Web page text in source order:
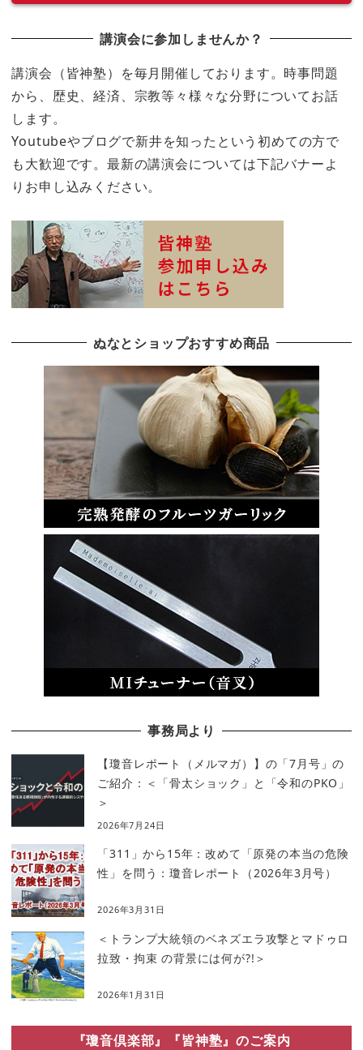
講演会に参加しませんか？
講演会（皆神塾）を毎月開催しております。時事問題
から、歴史、経済、宗教等々様々な分野についてお話
します。
Youtubeやブログで新井を知ったという初めての方で
も大歓迎です。最新の講演会については下記バナーよ
りお申し込みください。
ぬなとショップおすすめ商品
事務局より
【瓊音レポート（メルマガ）】の「7月号」の
ご紹介：＜「骨太ショック」と「令和のPKO」
＞
2026年7月24日
「311」から15年：改めて「原発の本当の危険
性」を問う：瓊音レポート（2026年3月号）
2026年3月31日
＜トランプ大統領のベネズエラ攻撃とマドゥロ
拉致・拘束 の背景には何が?!＞
2026年1月31日
『瓊音倶楽部』『皆神塾』のご案内